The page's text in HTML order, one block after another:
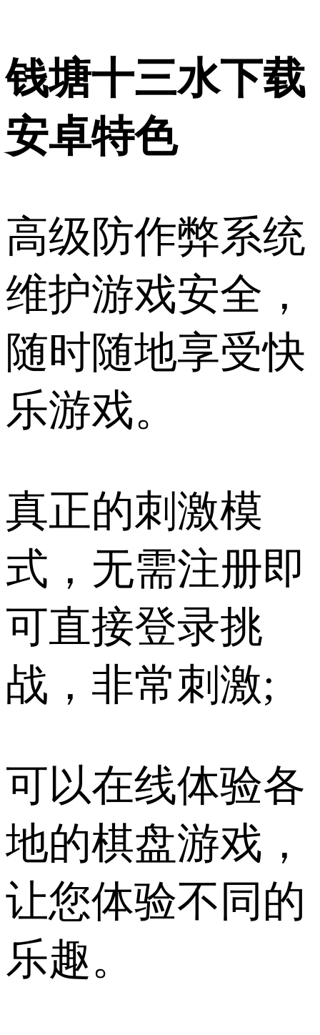
钱塘十三水下载
安卓特色
高级防作弊系统
维护游戏安全，
随时随地享受快
乐游戏。
真正的刺激模
式，无需注册即
可直接登录挑
战，非常刺激;
可以在线体验各
地的棋盘游戏，
让您体验不同的
乐趣。